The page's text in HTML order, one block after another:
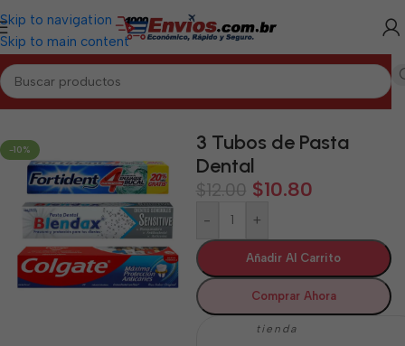
Skip to navigation
Skip to main content
/SANCTI SPÍRITUS/Aseo y Cuidado Personal Sancti Spíritus
-10%
3 Tubos de Pasta
Dental
$12.00 $10.80
- +
Añadir Al Carrito
Comprar Ahora
tienda